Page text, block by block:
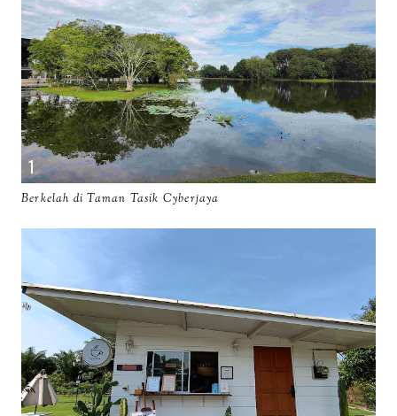
Berkelah di Taman Tasik Cyberjaya